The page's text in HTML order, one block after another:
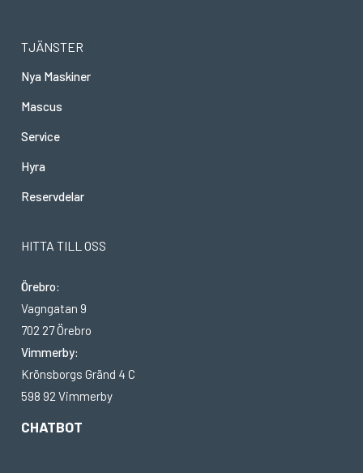
TJÄNSTER
Nya Maskiner
Mascus
Service
Hyra
Reservdelar
HITTA TILL OSS
Örebro:
Vagngatan 9
702 27 Örebro
Vimmerby:
Krönsborgs Gränd 4 C
598 92 Vimmerby
CHATBOT